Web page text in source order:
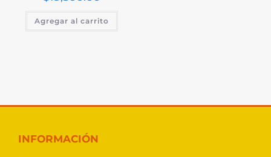
Agregar al carrito
INFORMACIÓN